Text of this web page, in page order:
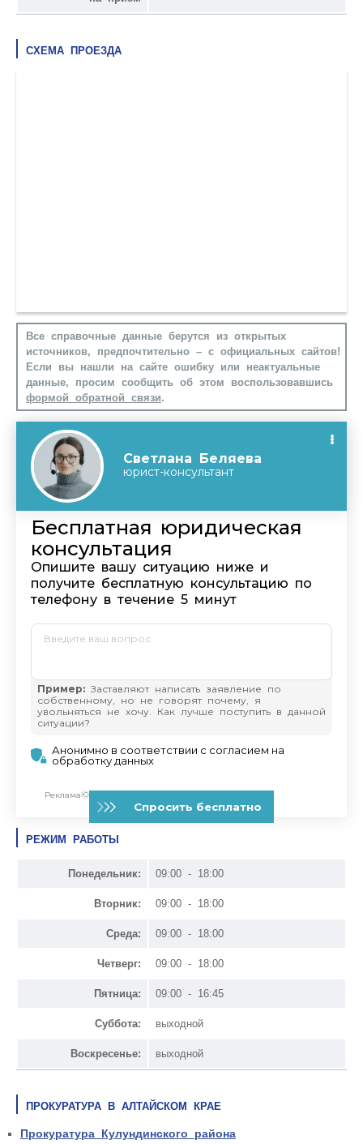
СХЕМА ПРОЕЗДА
Все справочные данные берутся из открытых
источников, предпочтительно – с официальных сайтов!
Если вы нашли на сайте ошибку или неактуальные
данные, просим сообщить об этом воспользовавшись
формой обратной связи.
РЕЖИМ РАБОТЫ
Понедельник: 09:00 - 18:00
Вторник: 09:00 - 18:00
Среда: 09:00 - 18:00
Четверг: 09:00 - 18:00
Пятница: 09:00 - 16:45
Суббота: выходной
Воскресенье: выходной
ПРОКУРАТУРА В АЛТАЙСКОМ КРАЕ
Прокуратура Кулундинского района